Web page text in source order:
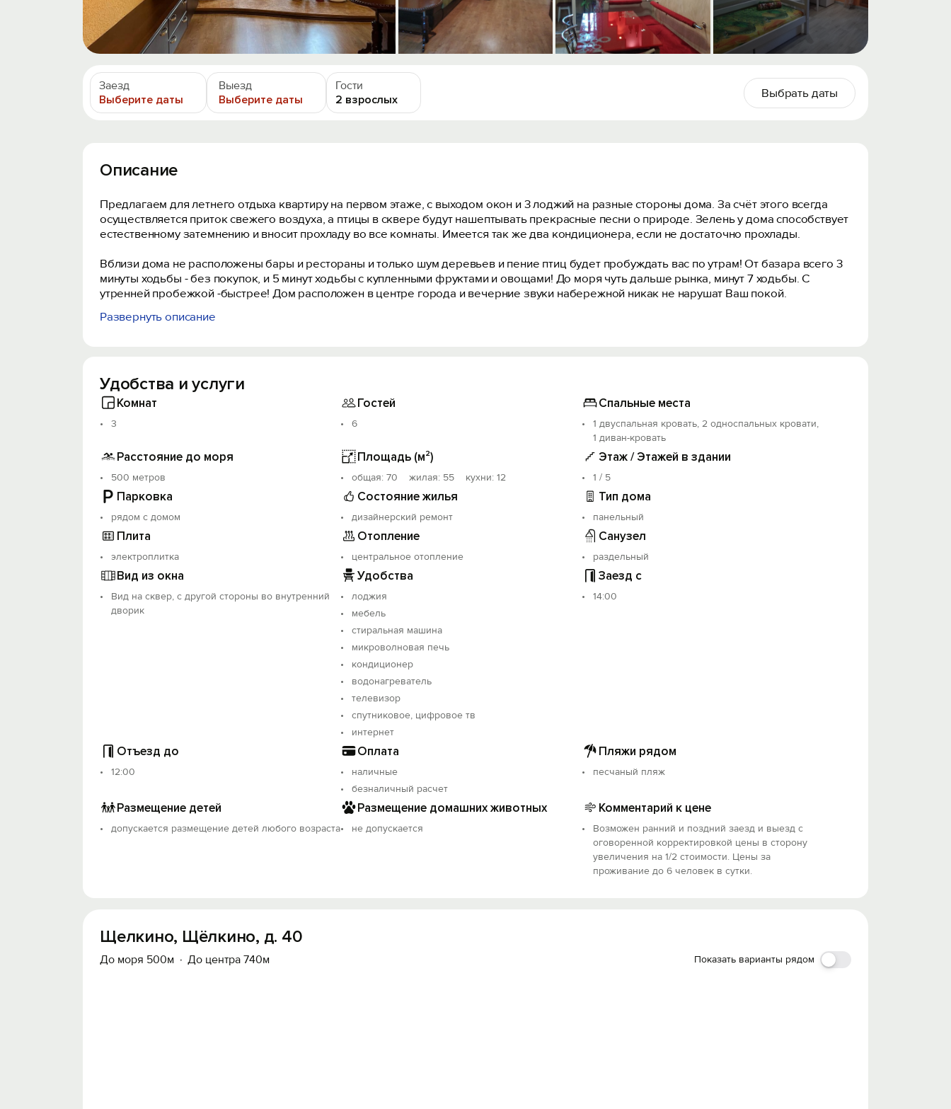
Заезд
Выберите даты
Выезд
Выберите даты
Гости
2 взрослых
Выбрать даты
Описание
Предлагаем для летнего отдыха квартиру на первом этаже, с выходом окон и 3 лоджий на разные стороны дома. За счёт этого всегда
осуществляется приток свежего воздуха, а птицы в сквере будут нашептывать прекрасные песни о природе. Зелень у дома способствует
естественному затемнению и вносит прохладу во все комнаты. Имеется так же два кондиционера, если не достаточно прохлады.
Вблизи дома не расположены бары и рестораны и только шум деревьев и пение птиц будет пробуждать вас по утрам! От базара всего 3
минуты ходьбы - без покупок, и 5 минут ходьбы с купленными фруктами и овощами! До моря чуть дальше рынка, минут 7 ходьбы. С
утренней пробежкой -быстрее! Дом расположен в центре города и вечерние звуки набережной никак не нарушат Ваш покой.
В квартире есть всё для комфортного отдыха, а яркий колорит нашего дома обнимет Вас своим художественным и творческим уютом!
Развернуть описание
Удобства и услуги
Комнат
3
Гостей
6
Спальные места
1 двуспальная кровать, 2 односпальных кровати,
1 диван-кровать
Расстояние до моря
500 метров
Площадь (м²)
oбщая: 70 жилая: 55 кухни: 12
Этаж / Этажей в здании
1 / 5
Парковка
рядом с домом
Состояние жилья
дизайнерский ремонт
Тип дома
панельный
Плита
электроплитка
Отопление
центральное отопление
Санузел
раздельный
Вид из окна
Вид на сквер, с другой стороны во внутренний
дворик
Удобства
лоджия
мебель
стиральная машина
микроволновая печь
кондиционер
водонагреватель
телевизор
спутниковое, цифровое тв
интернет
Заезд с
14:00
Отъезд до
12:00
Оплата
наличные
безналичный расчет
Пляжи рядом
песчаный пляж
Размещение детей
допускается размещение детей любого возраста
Размещение домашних животных
не допускается
Комментарий к цене
Возможен ранний и поздний заезд и выезд с
оговоренной корректировкой цены в сторону
увеличения на 1/2 стоимости. Цены за
проживание до 6 человек в сутки.
Щелкино, Щёлкино, д. 40
До моря 500м До центра 740м Показать варианты рядом